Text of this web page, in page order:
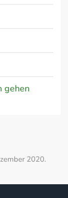
gehen
2020.